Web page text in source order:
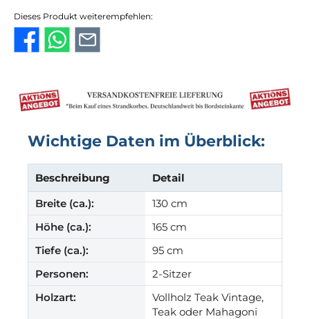
Dieses Produkt weiterempfehlen:
Wichtige Daten im Überblick:
Beschreibung
Detail
Breite (ca.):
130 cm
Höhe (ca.):
165 cm
Tiefe (ca.):
95 cm
Personen:
2-Sitzer
Holzart:
Vollholz Teak Vintage,
Teak oder Mahagoni